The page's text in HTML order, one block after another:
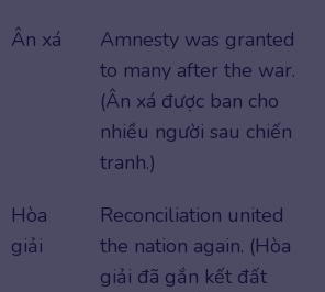
Ân xá
Amnesty was granted
to many after the war.
(Ân xá được ban cho
nhiều người sau chiến
tranh.)
Hòa
giải
Reconciliation united
the nation again. (Hòa
giải đã gắn kết đất